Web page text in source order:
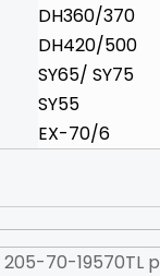
DH360/370
DH420/500
SY65/ SY75
SY55
EX-70/6
70-19570TL